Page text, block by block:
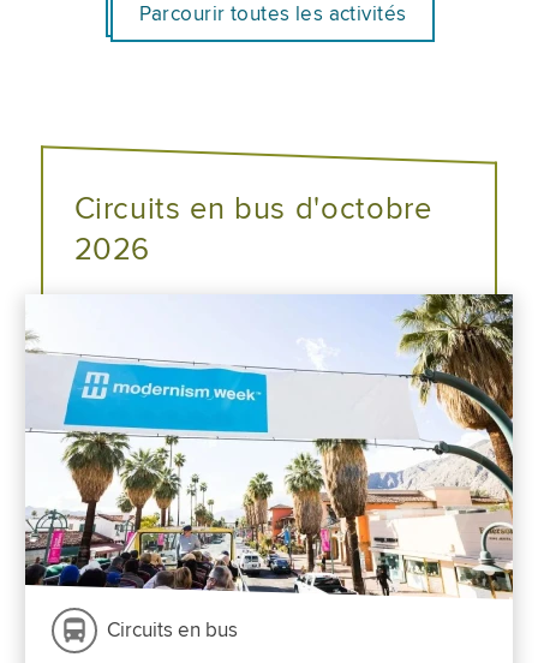
Parcourir toutes les activités
Circuits en bus d'octobre
2026
Circuits en bus